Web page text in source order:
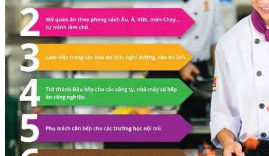
Kỹ Thuật Viên Spa
Quản Lý Spa
Khởi Sự Kinh Doanh Spa và Salon
Kinh Doanh Chuỗi và Nhượng Quyền Spa, Salon
Chăm Sóc Và Điều Trị Da
Chuyên Viên Trang Điểm
Trang Điểm Cô Dâu
Phun Xăm Thẩm Mỹ
Kỹ Thuật Tạo Sợi Hairstroke
Barber Chuyên Nghiệp
Kỹ Thuật Chải Bới Tóc Chuyên Nghiệp
Quản Lý Hair Salon Chuyên Nghiệp
Nối Mi Chuyên Nghiệp